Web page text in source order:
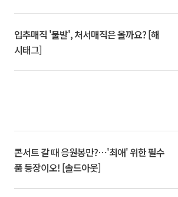
입추매직 '불발', 처서매직은 올까요? [해
시태그]
콘서트 갈 때 응원봉만?⋯'최애' 위한 필수
품 등장이오! [솔드아웃]